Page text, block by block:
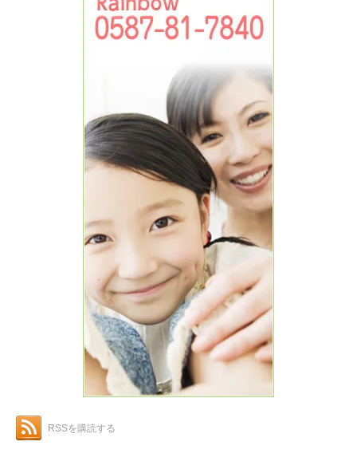
RSSを購読する